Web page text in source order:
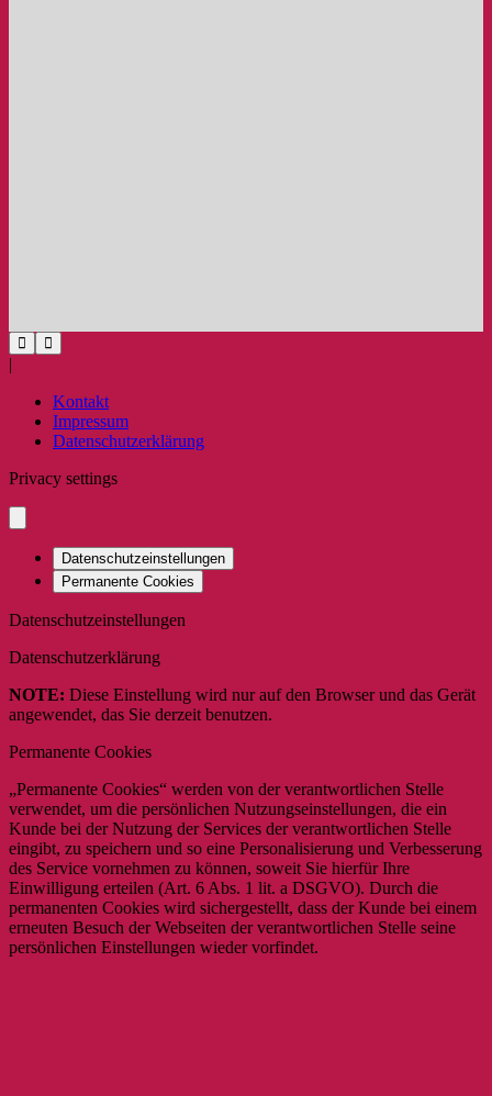
|
Kontakt
Impressum
Datenschutzerklärung
Privacy settings
Datenschutzeinstellungen
Permanente Cookies
Datenschutzeinstellungen
Datenschutzerklärung
NOTE: Diese Einstellung wird nur auf den Browser und das Gerät
angewendet, das Sie derzeit benutzen.
Permanente Cookies
„Permanente Cookies“ werden von der verantwortlichen Stelle
verwendet, um die persönlichen Nutzungseinstellungen, die ein
Kunde bei der Nutzung der Services der verantwortlichen Stelle
eingibt, zu speichern und so eine Personalisierung und Verbesserung
des Service vornehmen zu können, soweit Sie hierfür Ihre
Einwilligung erteilen (Art. 6 Abs. 1 lit. a DSGVO). Durch die
permanenten Cookies wird sichergestellt, dass der Kunde bei einem
erneuten Besuch der Webseiten der verantwortlichen Stelle seine
persönlichen Einstellungen wieder vorfindet.